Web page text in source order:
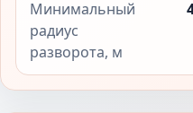
Минимальный
радиус
разворота, м